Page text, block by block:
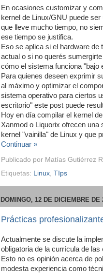
En ocasiones customizar y
kernel de Linux/GNU puede ser
que lleve mucho tiempo, no
ese tiempo se justifica.
Eso se aplica si el hardware de
actual o si no querés
cómo el sistema funciona "bajo
Para quienes deseen exprimir
al máximo y optimizar el
sistema operativo para ciertos
escritorio" este post puede
Hoy en día compilar el kernel
Xanmod o Liquorix ofrecen una
kernel "vainilla" de Linux y que
Continuar »
Publicado por Matías Gutiérrez
Etiquetas: Linux, TIps
DOMINGO, 12 DE DICIEMBRE DE
Prácticas
Actualmente se discute la
obligatoria de la currícula de
Esto no es opinión acerca de
modesta experiencia como